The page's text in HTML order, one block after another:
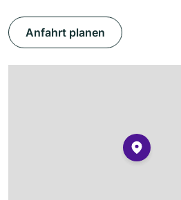
Anfahrt planen